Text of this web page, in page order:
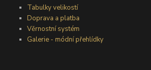
Tabulky velikostí
Doprava a platba
Věrnostní systém
Galerie - módní přehlídky